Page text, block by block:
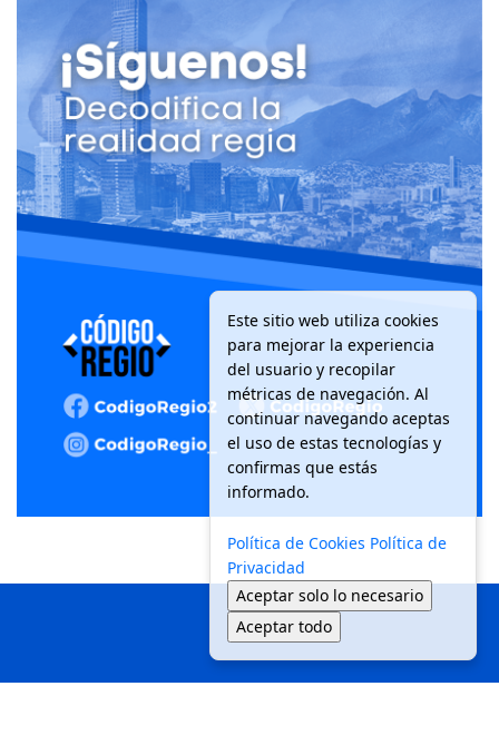
Este sitio web utiliza cookies
para mejorar la experiencia
del usuario y recopilar
métricas de navegación. Al
continuar navegando aceptas
el uso de estas tecnologías y
confirmas que estás
informado.
Política de Cookies Política de
Privacidad
Aceptar solo lo necesario
Aceptar todo